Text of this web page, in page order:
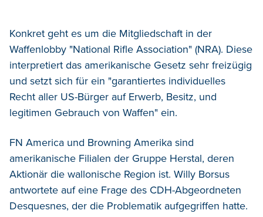
Konkret geht es um die Mitgliedschaft in der
Waffenlobby "National Rifle Association" (NRA). Diese
interpretiert das amerikanische Gesetz sehr freizügig
und setzt sich für ein "garantiertes individuelles
Recht aller US-Bürger auf Erwerb, Besitz, und
legitimen Gebrauch von Waffen" ein.
FN America und Browning Amerika sind
amerikanische Filialen der Gruppe Herstal, deren
Aktionär die wallonische Region ist. Willy Borsus
antwortete auf eine Frage des CDH-Abgeordneten
Desquesnes, der die Problematik aufgegriffen hatte.